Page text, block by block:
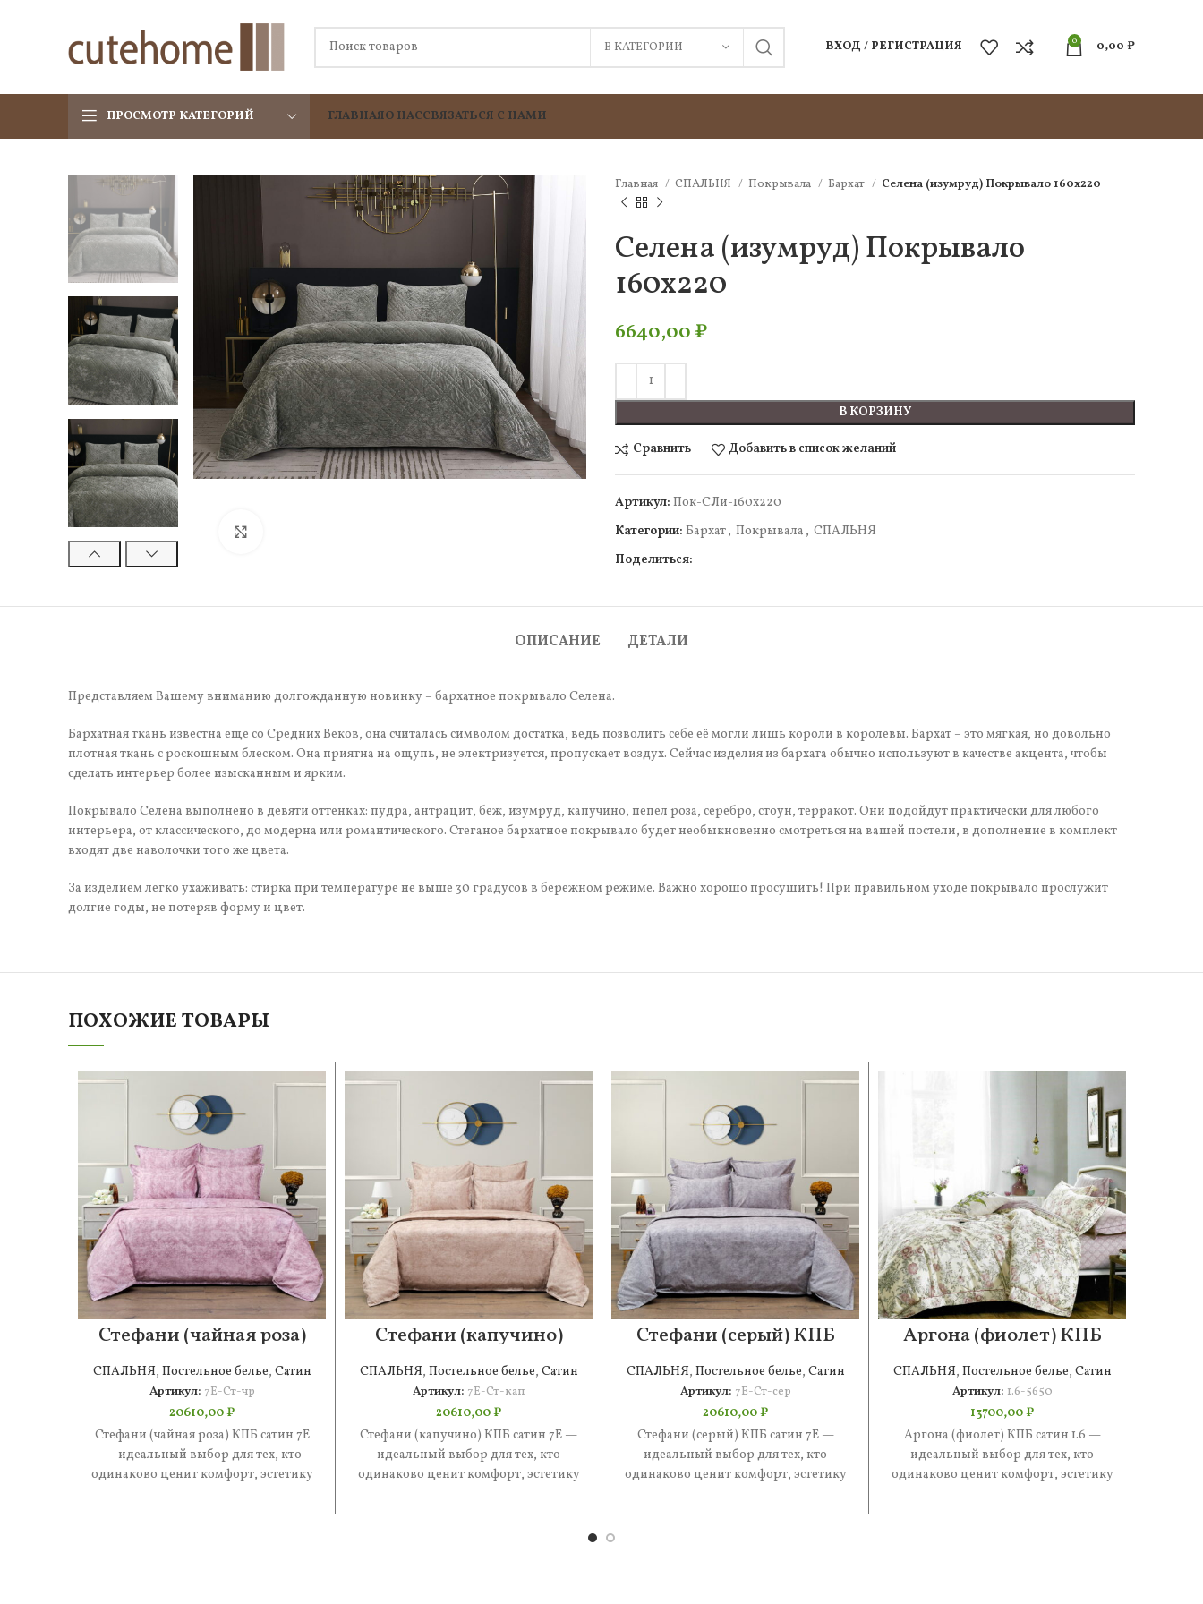
В КАТЕГОРИИ ВХОД / РЕГИСТРАЦИЯ 0 0,00 ₽
ПРОСМОТР КАТЕГОРИЙ ГЛАВНАЯО НАССВЯЗАТЬСЯ С НАМИ
Главная СПАЛЬНЯ Покрывала Бархат Селена (изумруд) Покрывало 160х220
Селена (изумруд) Покрывало
160х220
6640,00₽
В КОРЗИНУ
Сравнить Добавить в список желаний
Артикул: Пок-СЛи-160х220
Категории: Бархат, Покрывала , СПАЛЬНЯ
Поделиться:
ОПИСАНИЕ ДЕТАЛИ
Представляем Вашему вниманию долгожданную новинку – бархатное покрывало Селена.
Бархатная ткань известна еще со Средних Веков, она считалась символом достатка, ведь позволить себе её могли лишь короли в королевы. Бархат – это мягкая, но довольно
плотная ткань с роскошным блеском. Она приятна на ощупь, не электризуется, пропускает воздух. Сейчас изделия из бархата обычно используют в качестве акцента, чтобы
сделать интерьер более изысканным и ярким.
Покрывало Селена выполнено в девяти оттенках: пудра, антрацит, беж, изумруд, капучино, пепел роза, серебро, стоун, терракот. Они подойдут практически для любого
интерьера, от классического, до модерна или романтического. Стеганое бархатное покрывало будет необыкновенно смотреться на вашей постели, в дополнение в комплект
входят две наволочки того же цвета.
За изделием легко ухаживать: стирка при температуре не выше 30 градусов в бережном режиме. Важно хорошо просушить! При правильном уходе покрывало прослужит
долгие годы, не потеряв форму и цвет.
ПОХОЖИЕ ТОВАРЫ
Стефани (чайная роза)
КПБ сатин 7Е
СПАЛЬНЯ, Постельное белье, Сатин
Артикул: 7Е-Ст-чр
20610,00₽
Стефани (чайная роза) КПБ сатин 7Е
— идеальный выбор для тех, кто
одинаково ценит комфорт, эстетику
Стефани (капучино)
КПБ сатин 7Е
СПАЛЬНЯ, Постельное белье, Сатин
Артикул: 7Е-Ст-кап
20610,00₽
Стефани (капучино) КПБ сатин 7Е —
идеальный выбор для тех, кто
одинаково ценит комфорт, эстетику
Стефани (серый) КПБ
сатин 7Е
СПАЛЬНЯ, Постельное белье, Сатин
Артикул: 7Е-Ст-сер
20610,00₽
Стефани (серый) КПБ сатин 7Е —
идеальный выбор для тех, кто
одинаково ценит комфорт, эстетику
Аргона (фиолет) КПБ
сатин 1.6
СПАЛЬНЯ, Постельное белье, Сатин
Артикул: 1.6-5650
13700,00₽
Аргона (фиолет) КПБ сатин 1.6 —
идеальный выбор для тех, кто
одинаково ценит комфорт, эстетику